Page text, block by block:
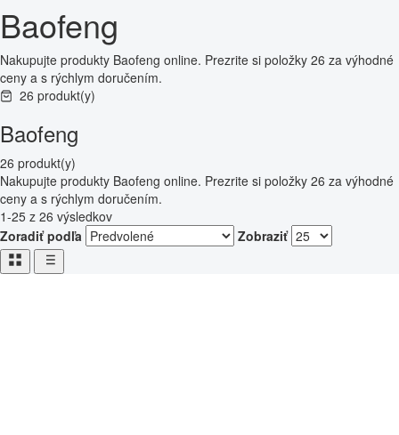
Baofeng
Nakupujte produkty Baofeng online. Prezrite si položky 26 za výhodné
ceny a s rýchlym doručením.
26 produkt(y)
Baofeng
26 produkt(y)
Nakupujte produkty Baofeng online. Prezrite si položky 26 za výhodné
ceny a s rýchlym doručením.
1-25 z 26 výsledkov
Zoradiť podľa
Zobraziť